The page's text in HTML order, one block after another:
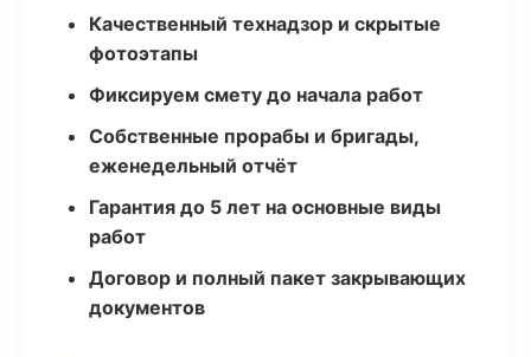
Качественный технадзор и скрытые
фотоэтапы
Фиксируем смету до начала работ
Собственные прорабы и бригады,
еженедельный отчёт
Гарантия до 5 лет на основные виды
работ
Договор и полный пакет закрывающих
документов